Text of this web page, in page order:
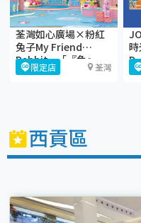
荃灣如心廣場×粉紅
兔子My Friend
Rabbit—「『兔』-
gather瘋玩夏水禮」
限定店 荃灣
西貢區